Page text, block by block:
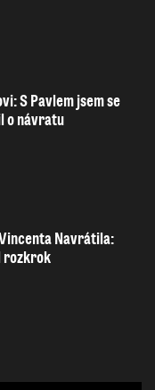
S Pavlem jsem se
o návratu
Navrátila:
rozkrok